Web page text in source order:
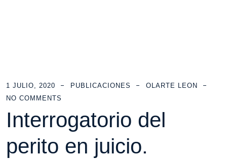
1 JULIO, 2020 PUBLICACIONES
OLARTE LEON
NO COMMENTS
Interrogatorio del
perito en juicio.